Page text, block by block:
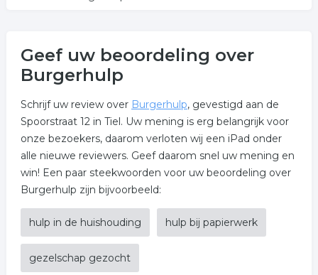
Geef uw beoordeling over
Burgerhulp
Schrijf uw review over Burgerhulp, gevestigd aan de
Spoorstraat 12 in Tiel. Uw mening is erg belangrijk voor
onze bezoekers, daarom verloten wij een iPad onder
alle nieuwe reviewers. Geef daarom snel uw mening en
win! Een paar steekwoorden voor uw beoordeling over
Burgerhulp zijn bijvoorbeeld:
hulp in de huishouding hulp bij papierwerk
gezelschap gezocht